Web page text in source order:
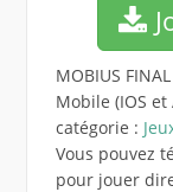
MOBIUS
Mobile (IOS
catégorie :
Vous pouvez
pour jouer